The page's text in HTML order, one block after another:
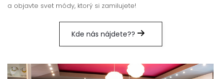
a objavte svet módy, ktorý si zamilujete!
Kde nás nájdete??